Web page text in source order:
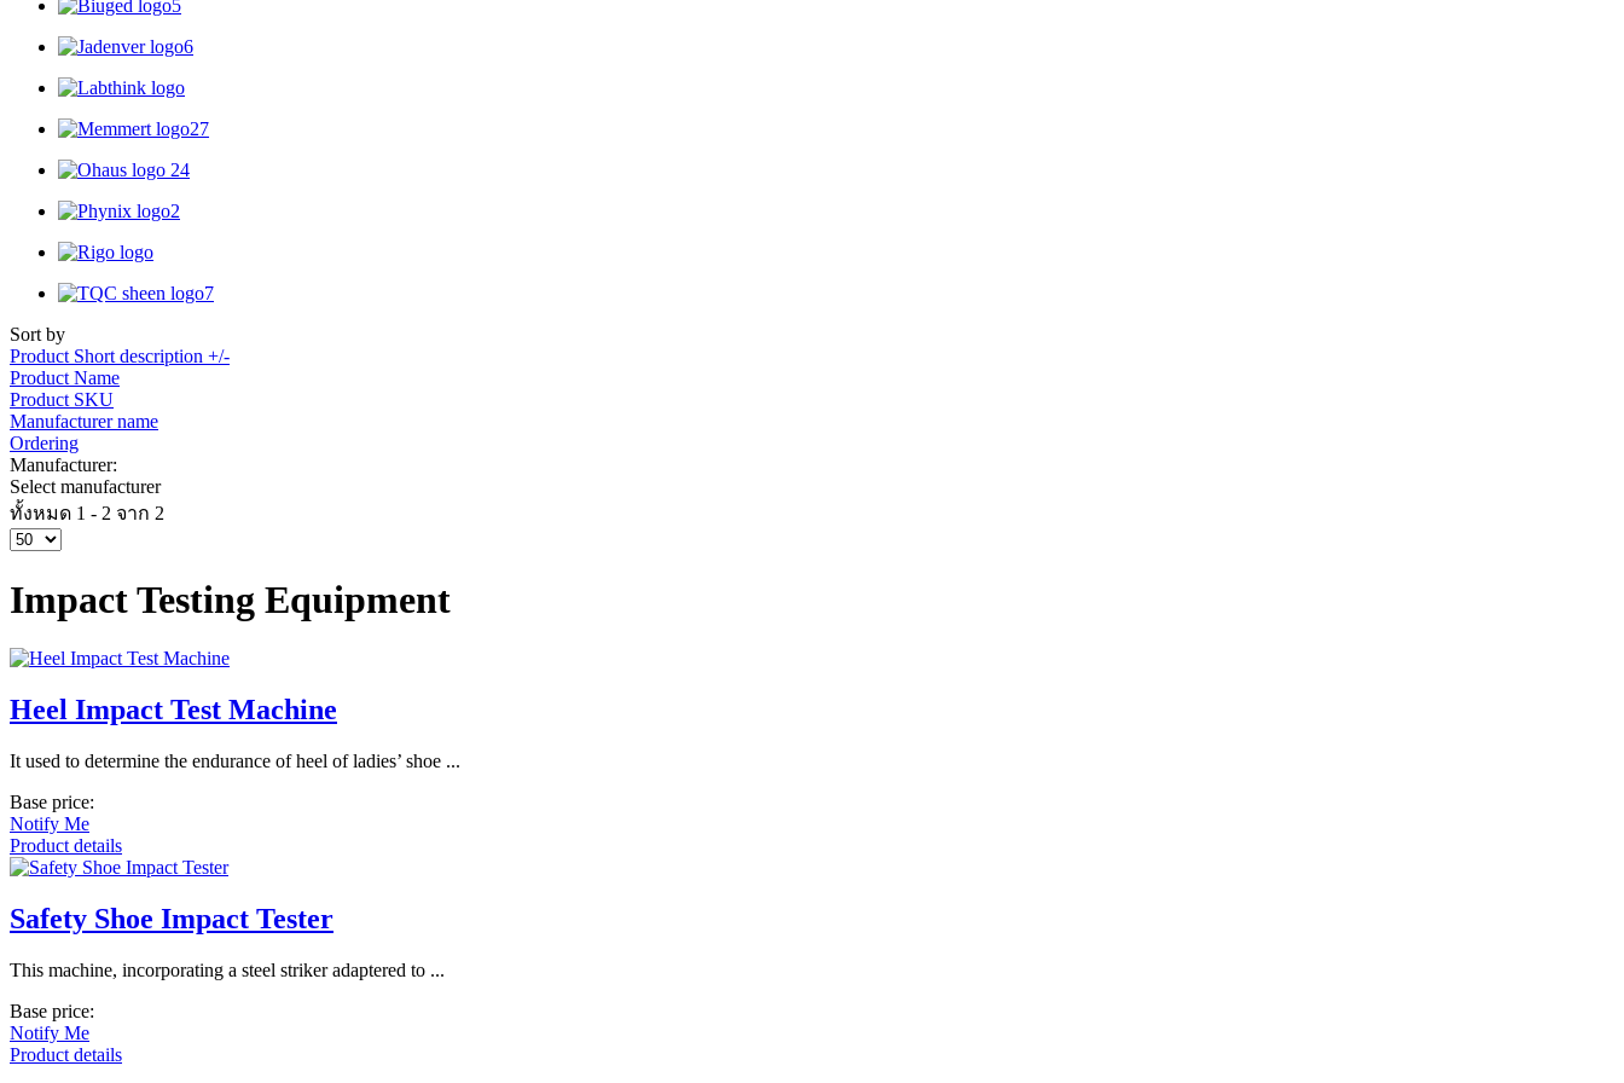
Sort by
Product Short description +/-
Product Name
Product SKU
Manufacturer name
Ordering
Manufacturer:
Select manufacturer
ทั้งหมด 1 - 2 จาก 2
Impact Testing Equipment
Heel Impact Test Machine
It used to determine the endurance of heel of ladies’ shoe ...
Base price:
Notify Me
Product details
Safety Shoe Impact Tester
This machine, incorporating a steel striker adaptered to ...
Base price:
Notify Me
Product details